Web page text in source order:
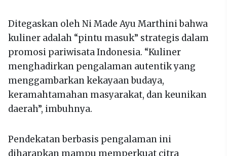
Ditegaskan oleh Ni Made Ayu Marthini bahwa
kuliner adalah “pintu masuk” strategis dalam
promosi pariwisata Indonesia. “Kuliner
menghadirkan pengalaman autentik yang
menggambarkan kekayaan budaya,
keramahtamahan masyarakat, dan keunikan
daerah”, imbuhnya.
Pendekatan berbasis pengalaman ini
diharapkan mampu memperkuat citra